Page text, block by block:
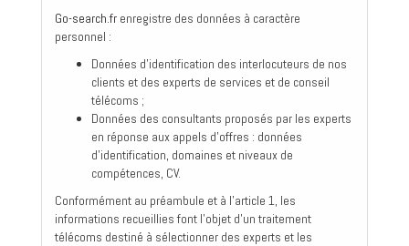
Go-search.fr enregistre des données à caractère
personnel :
Données d'identification des interlocuteurs de nos
clients et des experts de services et de conseil
télécoms ;
Données des consultants proposés par les experts
en réponse aux appels d'offres : données
d'identification, domaines et niveaux de
compétences, CV.
Conformément au préambule et à l'article 1, les
informations recueillies font l'objet d'un traitement
télécoms destiné à sélectionner des experts et les